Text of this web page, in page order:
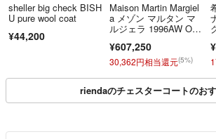
sheller big check BISH
U pure wool coat
¥44,200
Maison Martin Margiel
a メゾン マルタン マ
ルジェラ 1996AW Ove
ベーサイズベルテッ
ド メルトンコート ネ
イビー 44
¥607,250
30,362円相当還元(5%)
riendaのチェスターコートのお